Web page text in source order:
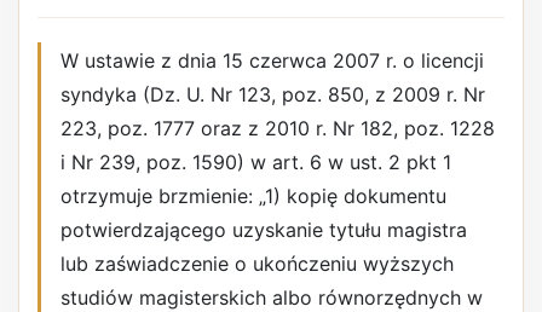
W ustawie z dnia 15 czerwca 2007 r. o licencji
syndyka (Dz. U. Nr 123, poz. 850, z 2009 r. Nr
223, poz. 1777 oraz z 2010 r. Nr 182, poz. 1228
i Nr 239, poz. 1590) w art. 6 w ust. 2 pkt 1
otrzymuje brzmienie: „1) kopię dokumentu
potwierdzającego uzyskanie tytułu magistra
lub zaświadczenie o ukończeniu wyższych
studiów magisterskich albo równorzędnych w